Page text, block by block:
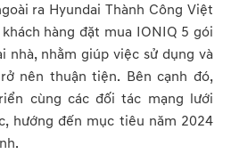
ra Hyundai Thành Công Việt
hàng đặt mua IONIQ 5 gói
nhà, nhằm giúp việc sử dụng và
nên thuận tiện. Bên cạnh đó,
cùng các đối tác mạng lưới
hướng đến mục tiêu năm 2024